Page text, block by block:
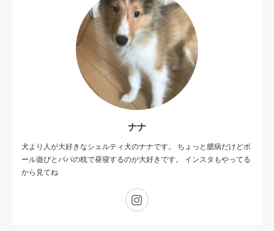
ナナ
犬より人が大好きなシェルティ犬のナナです。 ちょっと臆病だけどボ
ール遊びとパパの枕で昼寝するのが大好きです。 インスタもやってる
から見てね